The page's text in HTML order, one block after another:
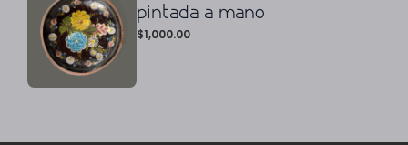
pintada a mano
$1,000.00